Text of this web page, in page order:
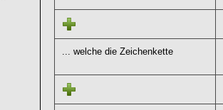
... welche die Zeichenkette